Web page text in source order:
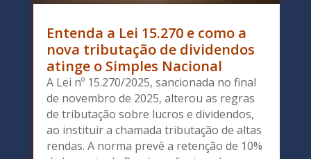
Entenda a Lei 15.270 e como a
nova tributação de dividendos
atinge o Simples Nacional
A Lei nº 15.270/2025, sancionada no final
de novembro de 2025, alterou as regras
de tributação sobre lucros e dividendos,
ao instituir a chamada tributação de altas
rendas. A norma prevê a retenção de 10%